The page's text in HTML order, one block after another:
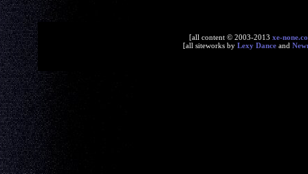
[all content © 2003-2013 xe-
[all siteworks by Lexy Danceand